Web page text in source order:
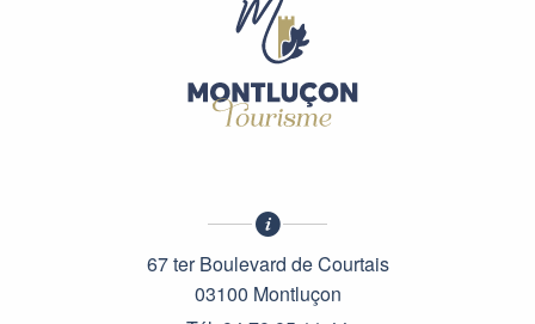
67 ter Boulevard de Courtais
03100 Montluçon